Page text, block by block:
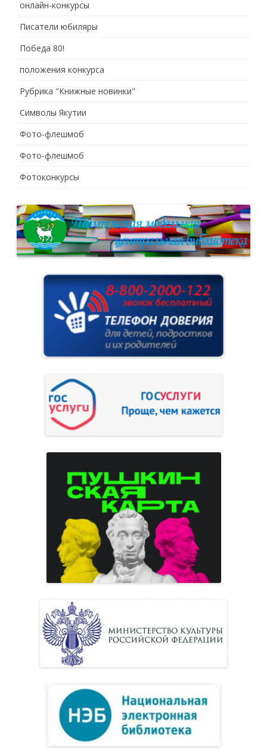
онлайн-конкурсы
Писатели юбиляры
Победа 80!
положения конкурса
Рубрика "Книжные новинки"
Символы Якутии
Фото-флешмоб
Фото-флешмоб
Фотоконкурсы